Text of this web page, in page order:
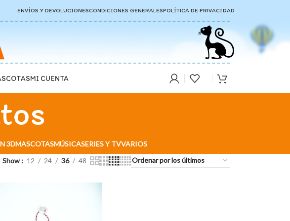
ENVÍOS Y DEVOLUCIONESCONDICIONES GENERALESPOLÍTICA DE PRIVACIDAD
MI CUENTA
3DMASCOTASMÚSICASERIES Y TVVARIOS
Show 12 24 36 48